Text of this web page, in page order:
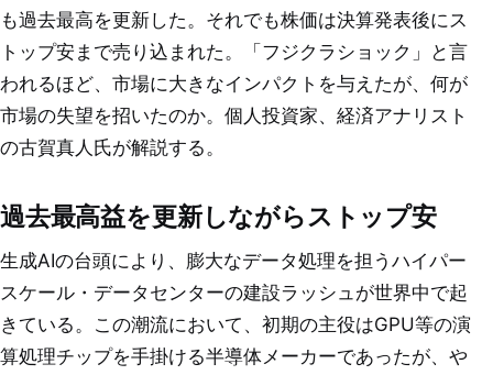
も過去最高を更新した。それでも株価は決算発表後にス
トップ安まで売り込まれた。「フジクラショック」と言
われるほど、市場に大きなインパクトを与えたが、何が
市場の失望を招いたのか。個人投資家、経済アナリスト
の古賀真人氏が解説する。
過去最高益を更新しながらストップ安
生成AIの台頭により、膨大なデータ処理を担うハイパー
スケール・データセンターの建設ラッシュが世界中で起
きている。この潮流において、初期の主役はGPU等の演
算処理チップを手掛ける半導体メーカーであったが、や